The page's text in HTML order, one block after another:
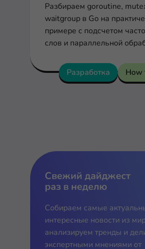
Разбираем goroutine,
waitgroup в Go на
примере с подсчетом
слов и параллельной
Разработка
How
Свежий дайджест
раз в неделю
Собираем самые
интересные новости из
анализируем тренды и
экспертными мнениями от